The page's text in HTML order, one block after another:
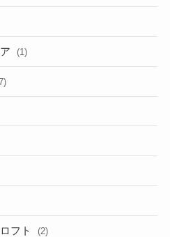
(1)
フト (2)